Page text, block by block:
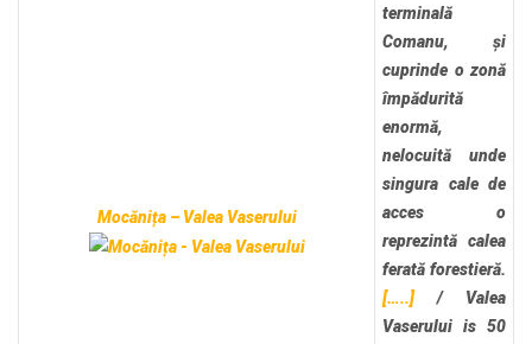
Mocănița – Valea Vaserului
terminală
Comanu, și
cuprinde o zonă
împădurită
enormă,
nelocuită unde
singura cale de
acces o
reprezintă calea
ferată forestieră.
[…..] / Valea
Vaserului is 50